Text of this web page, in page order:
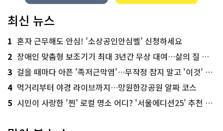
최신 뉴스
1 혼자 근무해도 안심! '소상공인안심벨' 신청하세요
2 장애인 맞춤형 보조기기 최대 3년간 무상 대여…삶의 질 높인다
3 걸을 때마다 아픈 '족저근막염'…무작정 참지 말고 '이것' 해보세요!
4 먹거리부터 야경 라이브까지…망원한강공원 알짜 코스
5 시민이 사랑한 '찐' 로컬 명소 어디? '서울에디션25' 추천 코스